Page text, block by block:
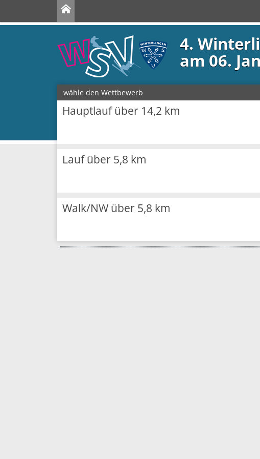
4.
am 06.
wähle den Wettbewerb
Hauptlauf über 14,2 km
Lauf über 5,8 km
Walk/NW über 5,8 km